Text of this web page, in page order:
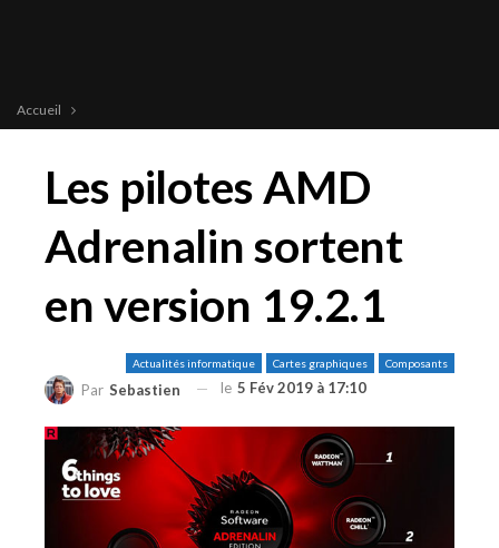
Accueil
Les pilotes AMD
Adrenalin sortent
en version 19.2.1
Actualités informatique Cartes graphiques Composants
Par Sebastien le 5 Fév 2019 à 17:10